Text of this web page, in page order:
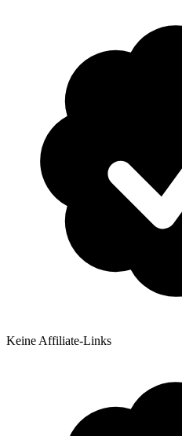
Keine Affiliate-Links